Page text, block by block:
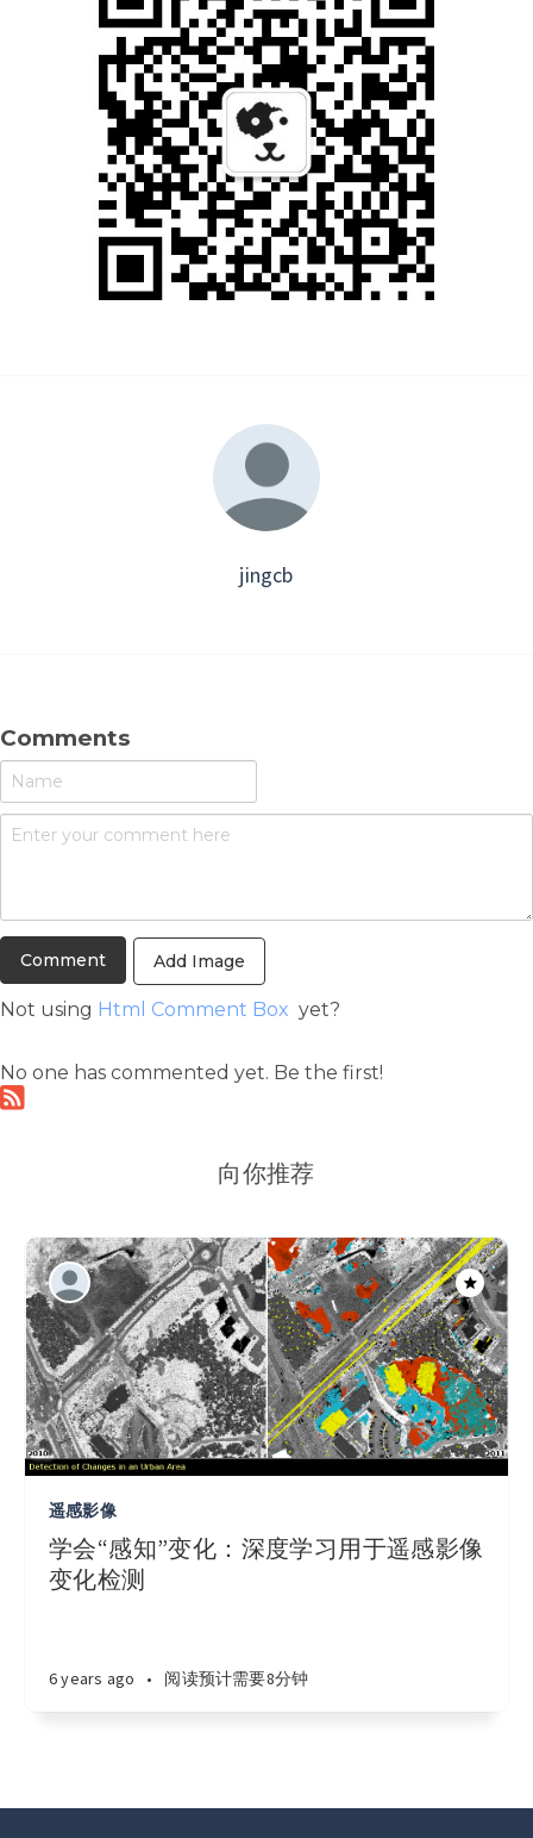
jingcb
Comments
Add Image
Not using Html Comment Box yet?
No one has commented yet. Be the first!
向你推荐
遥感影像
学会“感知”变化：深度学习用于遥感影像
变化检测
6 years ago • 阅读预计需要8分钟